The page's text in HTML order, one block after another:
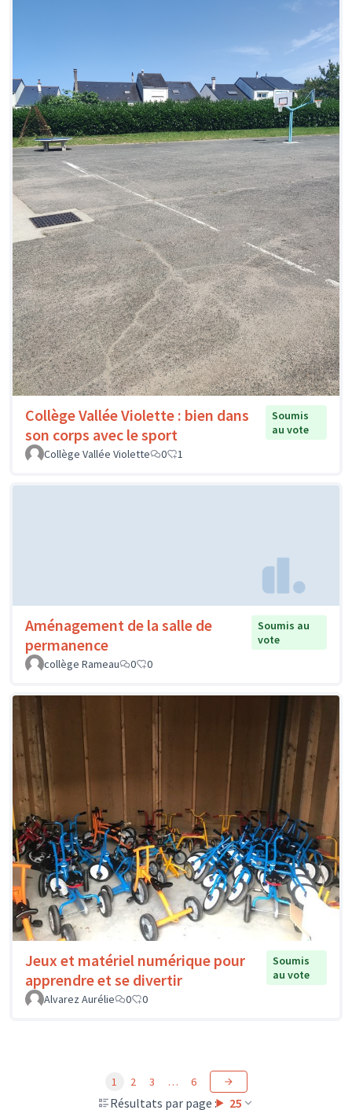
Collège Vallée Violette : bien dans
son corps avec le sport
Soumis
au vote
Collège Vallée Violette
0 1
Aménagement de la salle de
permanence
Soumis au
vote
collège Rameau
0 0
Jeux et matériel numérique pour
apprendre et se divertir
Soumis
au vote
Alvarez Aurélie
0 0
Résultats par page : 25
1 2 3 … 6